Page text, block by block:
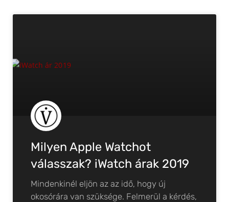
Milyen Apple Watchot
válasszak? iWatch árak 2019
Mindenkinél eljön az az idő, hogy új
okosórára van szüksége. Felmerül a kérdés,